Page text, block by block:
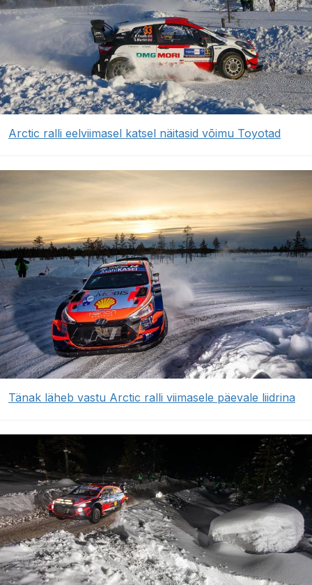
Arctic ralli eelviimasel katsel näitasid võimu Toyotad
Tänak läheb vastu Arctic ralli viimasele päevale liidrina